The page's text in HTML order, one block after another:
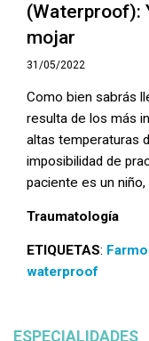
(Waterproof):
mojar
31/05/2022
Como bien sabrás
resulta de los más
altas temperaturas
imposibilidad de
paciente es un niño,
Traumatología
ETIQUETAS:
waterproof
ESPECIALIDADES